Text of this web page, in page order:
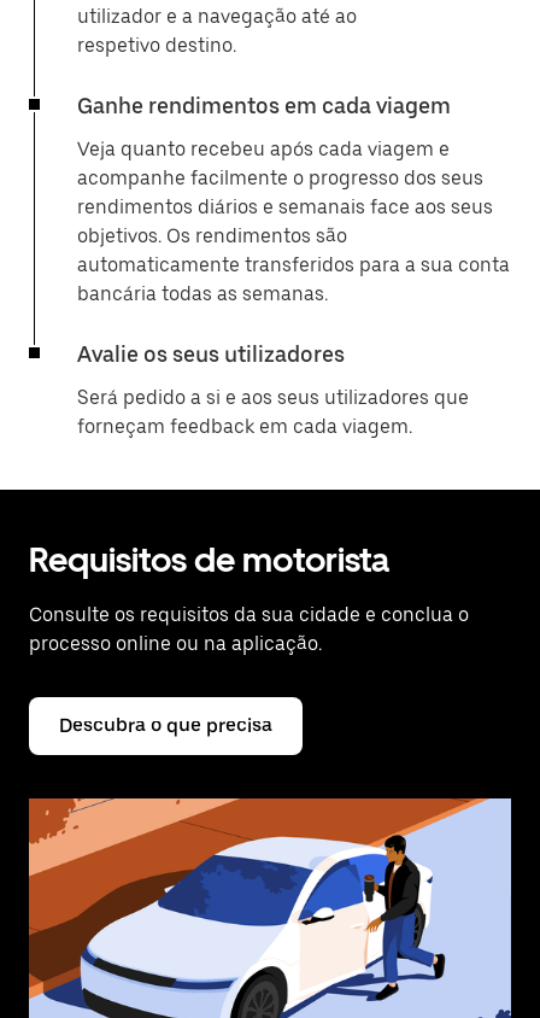
utilizador e a navegação até ao
respetivo destino.
Ganhe rendimentos em cada viagem
Veja quanto recebeu após cada viagem e
acompanhe facilmente o progresso dos seus
rendimentos diários e semanais face aos seus
objetivos. Os rendimentos são
automaticamente transferidos para a sua conta
bancária todas as semanas.
Avalie os seus utilizadores
Será pedido a si e aos seus utilizadores que
forneçam feedback em cada viagem.
Requisitos de motorista
Consulte os requisitos da sua cidade e conclua o
processo online ou na aplicação.
Descubra o que precisa